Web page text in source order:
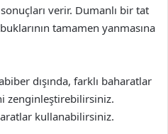
verir. Dumanlı bir tat
tamamen yanmasına
dışında, farklı baharatlar
zenginleştirebilirsiniz.
kullanabilirsiniz.